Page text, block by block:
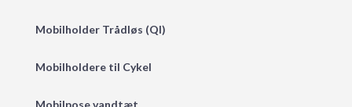
Mobilholder Trådløs (QI)
Mobilholdere til Cykel